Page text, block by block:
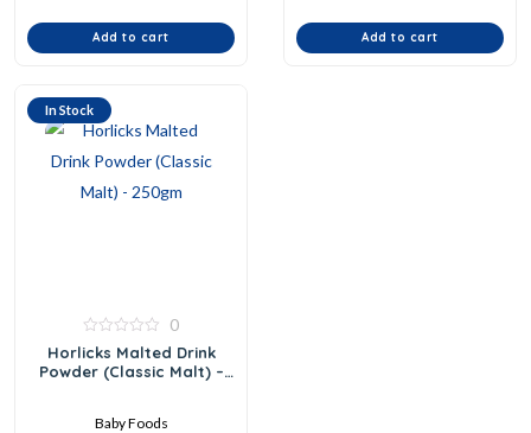
Add to cart Add to cart
In Stock
0
out
of
0
Horlicks Malted Drink
Powder (Classic Malt) –
Baby Foods